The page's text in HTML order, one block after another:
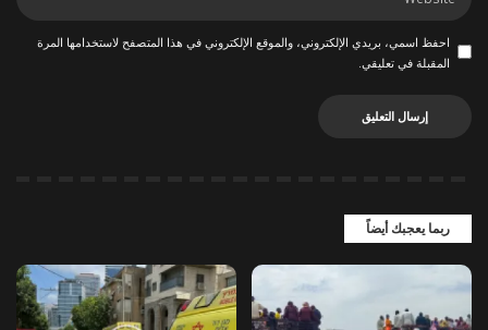
احفظ اسمي، بريدي الإلكتروني، والموقع الإلكتروني في هذا المتصفح لاستخدامها المرة
المقبلة في تعليقي.
ربما يعجبك أيضاً